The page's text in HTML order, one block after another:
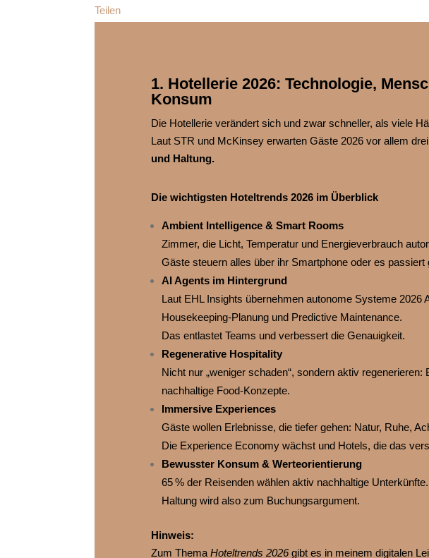
Teilen
1. Hotellerie 2026: Technologie,
Konsum
Die Hotellerie verändert sich und zwar schneller, als viele
Laut STR und McKinsey erwarten Gäste 2026 vor allem
und Haltung.
Die wichtigsten Hoteltrends 2026 im Überblick
Ambient Intelligence & Smart Rooms
Zimmer, die Licht, Temperatur und Energieverbrauch
Gäste steuern alles über ihr Smartphone oder es passiert
AI Agents im Hintergrund
Laut EHL Insights übernehmen autonome Systeme 2026
Housekeeping‑Planung und Predictive Maintenance.
Das entlastet Teams und verbessert die Genauigkeit.
Regenerative Hospitality
Nicht nur „weniger schaden“, sondern aktiv
nachhaltige Food‑Konzepte.
Immersive Experiences
Gäste wollen Erlebnisse, die tiefer gehen: Natur, Ruhe,
Die Experience Economy wächst und Hotels, die das
Bewusster Konsum & Werteorientierung
65 % der Reisenden wählen aktiv nachhaltige Unterkünfte.
Haltung wird also zum Buchungsargument.
Hinweis:
Zum ThemaHoteltrends 2026gibt es in meinem digitalen